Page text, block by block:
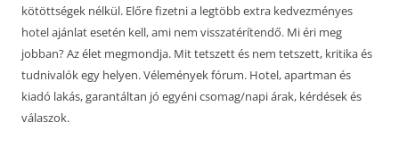
kötöttségek nélkül. Előre fizetni a legtöbb extra kedvezményes
hotel ajánlat esetén kell, ami nem visszatérítendő. Mi éri meg
jobban? Az élet megmondja. Mit tetszett és nem tetszett, kritika és
tudnivalók egy helyen. Vélemények fórum. Hotel, apartman és
kiadó lakás, garantáltan jó egyéni csomag/napi árak, kérdések és
válaszok.